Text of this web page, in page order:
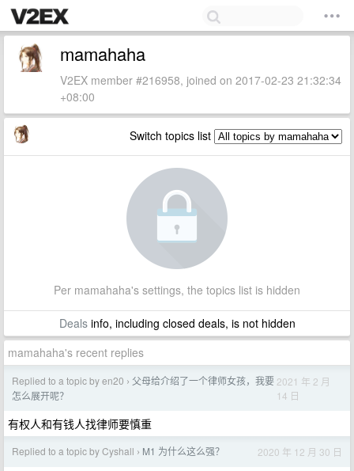
mamahaha
V2EX member #216958, joined on 2017-02-23 21:32:34
+08:00
Switch topics list
Per mamahaha's settings, the topics list is hidden
Dealsinfo, including closed deals, is not hidden
mamahaha's recent replies
Replied to a topic by en20 › 父母给介绍了一个律师女孩，我要
怎么展开呢？
2021 年 2 月
14 日
有权人和有钱人找律师要慎重
Replied to a topic by Cyshall › M1 为什么这么强？ 2020 年 12 月 30 日